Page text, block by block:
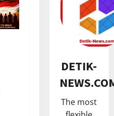
DETIK-
The most
K
a
n
t
o
r
H
u
u
3
R
i
u